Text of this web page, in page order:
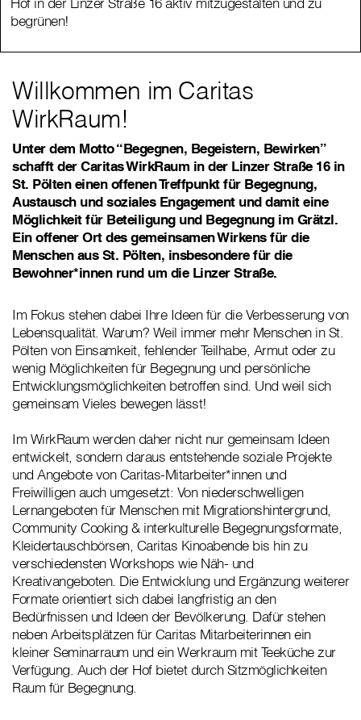
begrünen!
begrünen!
Willkommen im Caritas
WirkRaum!
Unter dem Motto “Begegnen, Begeistern, Bewirken”
schafft der Caritas WirkRaum in der Linzer Straße 16 in
St. Pölten einen offenen Treffpunkt für Begegnung,
Austausch und soziales Engagement und damit eine
Möglichkeit für Beteiligung und Begegnung im Grätzl.
Ein offener Ort des gemeinsamen Wirkens für die
Menschen aus St. Pölten, insbesondere für die
Bewohner*innen rund um die Linzer Straße.
Im Fokus stehen dabei Ihre Ideen für die Verbesserung von
Lebensqualität. Warum? Weil immer mehr Menschen in St.
Pölten von Einsamkeit, fehlender Teilhabe, Armut oder zu
wenig Möglichkeiten für Begegnung und persönliche
Entwicklungsmöglichkeiten betroffen sind. Und weil sich
gemeinsam Vieles bewegen lässt!
Im WirkRaum werden daher nicht nur gemeinsam Ideen
entwickelt, sondern daraus entstehende soziale Projekte
und Angebote von Caritas-Mitarbeiter*innen und
Freiwilligen auch umgesetzt: Von niederschwelligen
Lernangeboten für Menschen mit Migrationshintergrund,
Community Cooking & interkulturelle Begegnungsformate,
Kleidertauschbörsen, Caritas Kinoabende bis hin zu
verschiedensten Workshops wie Näh- und
Kreativangeboten. Die Entwicklung und Ergänzung weiterer
Formate orientiert sich dabei langfristig an den
Bedürfnissen und Ideen der Bevölkerung. Dafür stehen
neben Arbeitsplätzen für Caritas Mitarbeiterinnen ein
kleiner Seminarraum und ein Werkraum mit Teeküche zur
Verfügung. Auch der Hof bietet durch Sitzmöglichkeiten
Raum für Begegnung.